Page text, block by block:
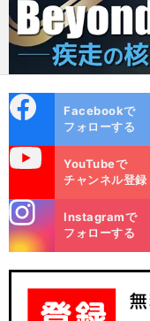
ok
Facebookで
フォローする
YouTubeで
チャンネル登録
m
Instagramで
フォローする